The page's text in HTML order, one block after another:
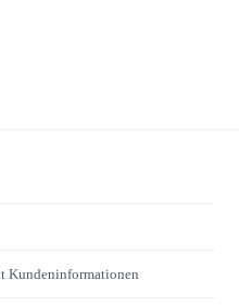
Kundeninformationen